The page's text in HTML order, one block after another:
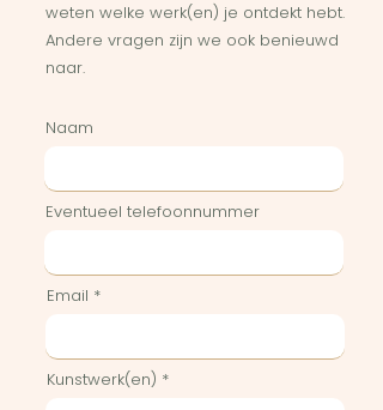
weten welke werk(en) je ontdekt hebt.
Andere vragen zijn we ook benieuwd
naar.
Naam
Eventueel telefoonnummer
Email
Kunstwerk(en)